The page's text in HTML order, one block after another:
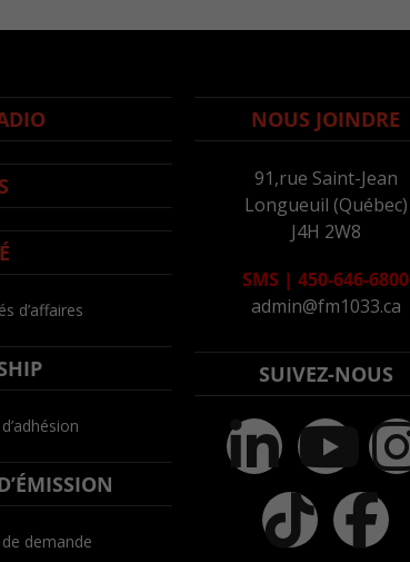
d’affaires
demande
NOUS JOINDRE
91,rue Saint-Jean
Longueuil (Québec)
J4H 2W8
SMS | 450-646-6800
admin@fm1033.ca
SUIVEZ-NOUS